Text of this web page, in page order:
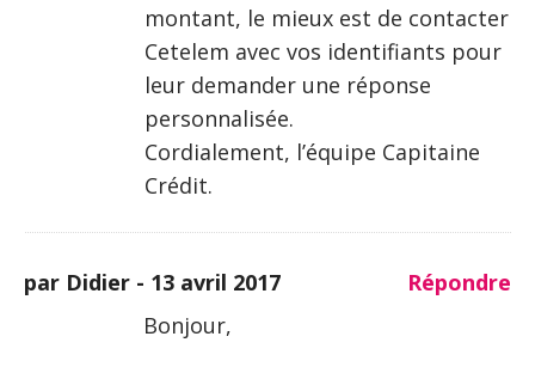
montant, le mieux est de contacter
Cetelem avec vos identifiants pour
leur demander une réponse
personnalisée.
Cordialement, l’équipe Capitaine
Crédit.
par Didier - 13 avril 2017
Répondre
Bonjour,